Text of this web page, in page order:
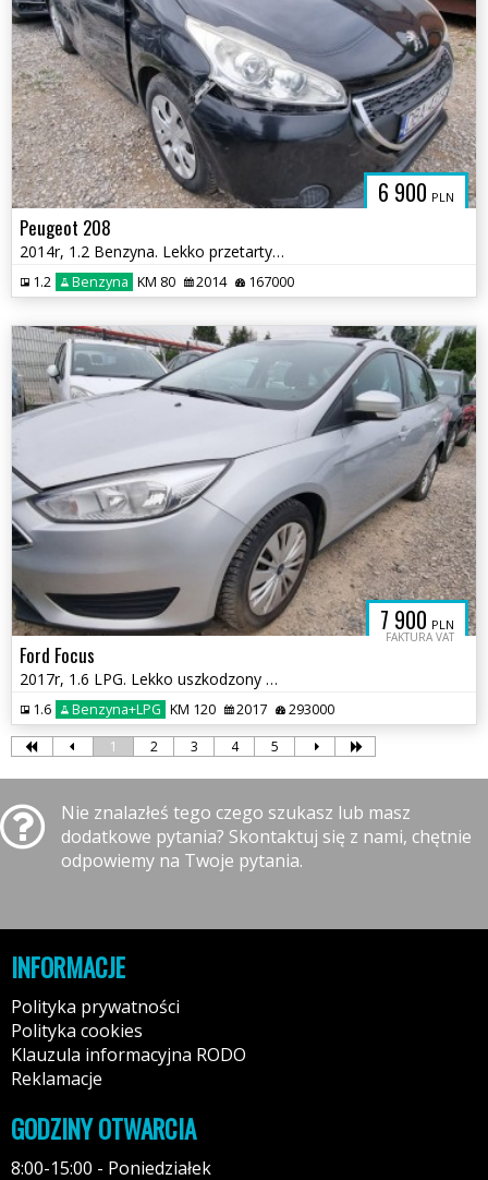
6 900 PLN
Peugeot 208
2014r, 1.2 Benzyna. Lekko przetarty prawy bok. Jeździ.
1.2 Benzyna KM 80 2014 167000
7 900 PLN
FAKTURA VAT
Ford Focus
2017r, 1.6 LPG. Lekko uszkodzony prawy przód. Jeździ. VAT 23%
1.6 Benzyna+LPG KM 120 2017 293000
1 2 3 4 5
Nie znalazłeś tego czego szukasz lub masz
dodatkowe pytania? Skontaktuj się z nami, chętnie
odpowiemy na Twoje pytania.
INFORMACJE
Polityka prywatności
Polityka cookies
Klauzula informacyjna RODO
Reklamacje
GODZINY OTWARCIA
8:00-15:00 - Poniedziałek